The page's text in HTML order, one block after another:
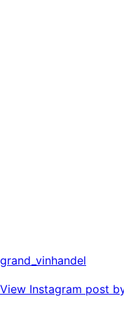
grand_vinhandel
View Instagram post